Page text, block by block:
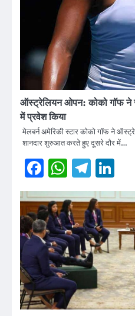
ऑस्ट्रेलियन ओपन: कोको गॉफ ने
में प्रवेश किया
मेलबर्न अमेरिकी स्टार कोको गॉफ ने
शानदार शुरुआत करते हुए दूसरे दौर में…
Facebook